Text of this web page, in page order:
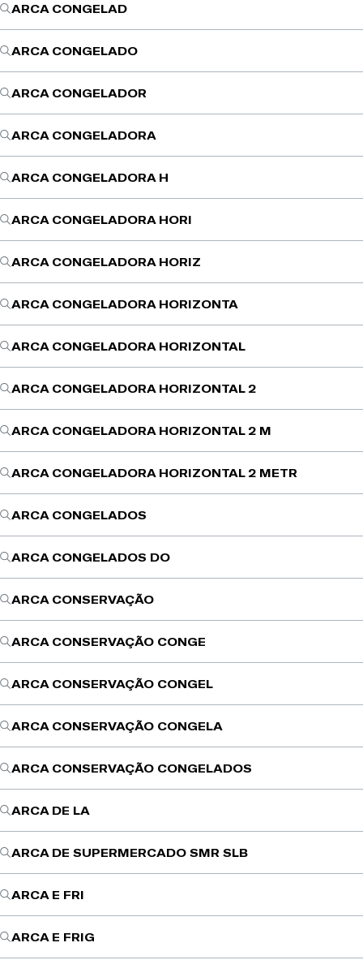
ARCA CONGELAD
ARCA CONGELADO
ARCA CONGELADOR
ARCA CONGELADORA
ARCA CONGELADORA H
ARCA CONGELADORA HORI
ARCA CONGELADORA HORIZ
ARCA CONGELADORA HORIZONTA
ARCA CONGELADORA HORIZONTAL
ARCA CONGELADORA HORIZONTAL 2
ARCA CONGELADORA HORIZONTAL 2 M
ARCA CONGELADORA HORIZONTAL 2 METR
ARCA CONGELADOS
ARCA CONGELADOS DO
ARCA CONSERVAÇÃO
ARCA CONSERVAÇÃO CONGE
ARCA CONSERVAÇÃO CONGEL
ARCA CONSERVAÇÃO CONGELA
ARCA CONSERVAÇÃO CONGELADOS
ARCA DE LA
ARCA DE SUPERMERCADO SMR SLB
ARCA E FRI
ARCA E FRIG